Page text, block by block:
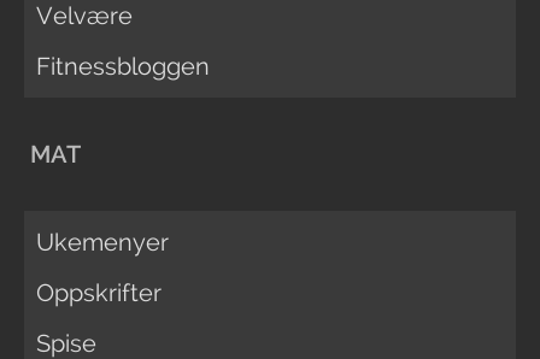
Velvære
Fitnessbloggen
MAT
Ukemenyer
Oppskrifter
Spise